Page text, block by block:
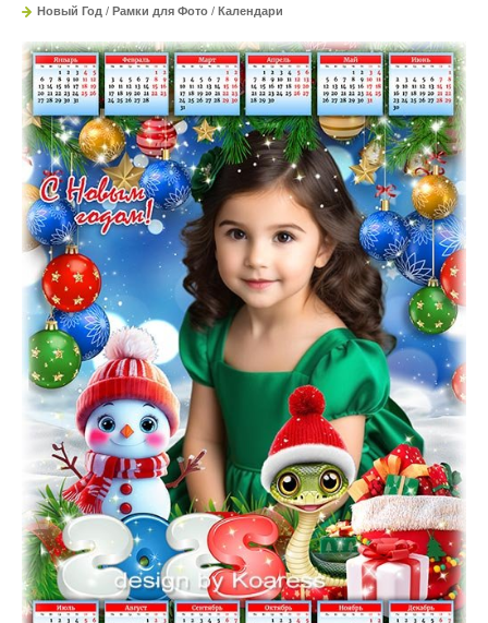
Новый Год / Рамки для Фото / Календари